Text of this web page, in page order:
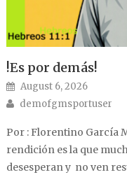
!Es por demás!
Posted on
August 6, 2026
Author
demofgmsportuser
Por : Florentino García
rendición es la que
desesperan y no ven